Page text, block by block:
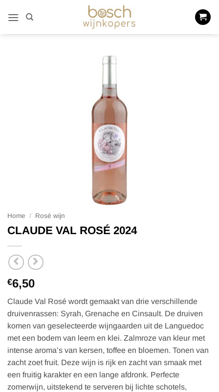
naar
Home / Rosé wijn
CLAUDE VAL ROSÉ 2024
€6,50
Claude Val Rosé wordt gemaakt van drie verschillende
druivenrassen: Syrah, Grenache en Cinsault. De druiven
komen van geselecteerde wijngaarden uit de Languedoc
met een bodem van leem en klei. Zalmroze van kleur met
intense aroma’s van kersen, toffee en bloemen. Tonen van
zacht zoet fruit. Deze wijn is rijk en zacht van smaak met
een fruitig karakter en een lange afdronk. Perfecte
zomerwijn, uitstekend te serveren bij lichte schotels,